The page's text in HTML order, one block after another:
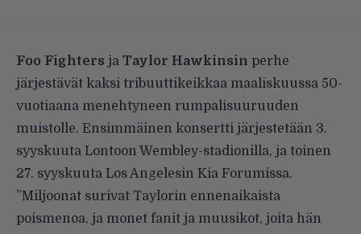
Foo Fighters ja Taylor Hawkinsin perhe
järjestävät kaksi tribuuttikeikkaa maaliskuussa 50-
vuotiaana menehtyneen rumpalisuuruuden
muistolle. Ensimmäinen konsertti järjestetään 3.
syyskuuta Lontoon Wembley-stadionilla, ja toinen
27. syyskuuta Los Angelesin Kia Forumissa.
”Miljoonat surivat Taylorin ennenaikaista
poismenoa, ja monet fanit ja muusikot, joita hän